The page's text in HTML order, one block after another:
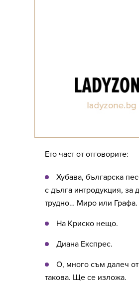
Ето част от отговорите:
Хубава, българска
с дълга интродукция, за
трудно… Миро или Графа.
На Криско нещо.
Диана Експрес.
О, много съм далеч
такова. Ще се изложа.